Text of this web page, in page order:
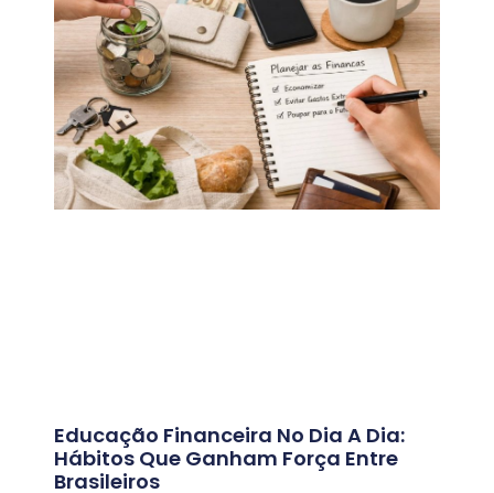
Educação Financeira No Dia A Dia:
Hábitos Que Ganham Força Entre
Brasileiros